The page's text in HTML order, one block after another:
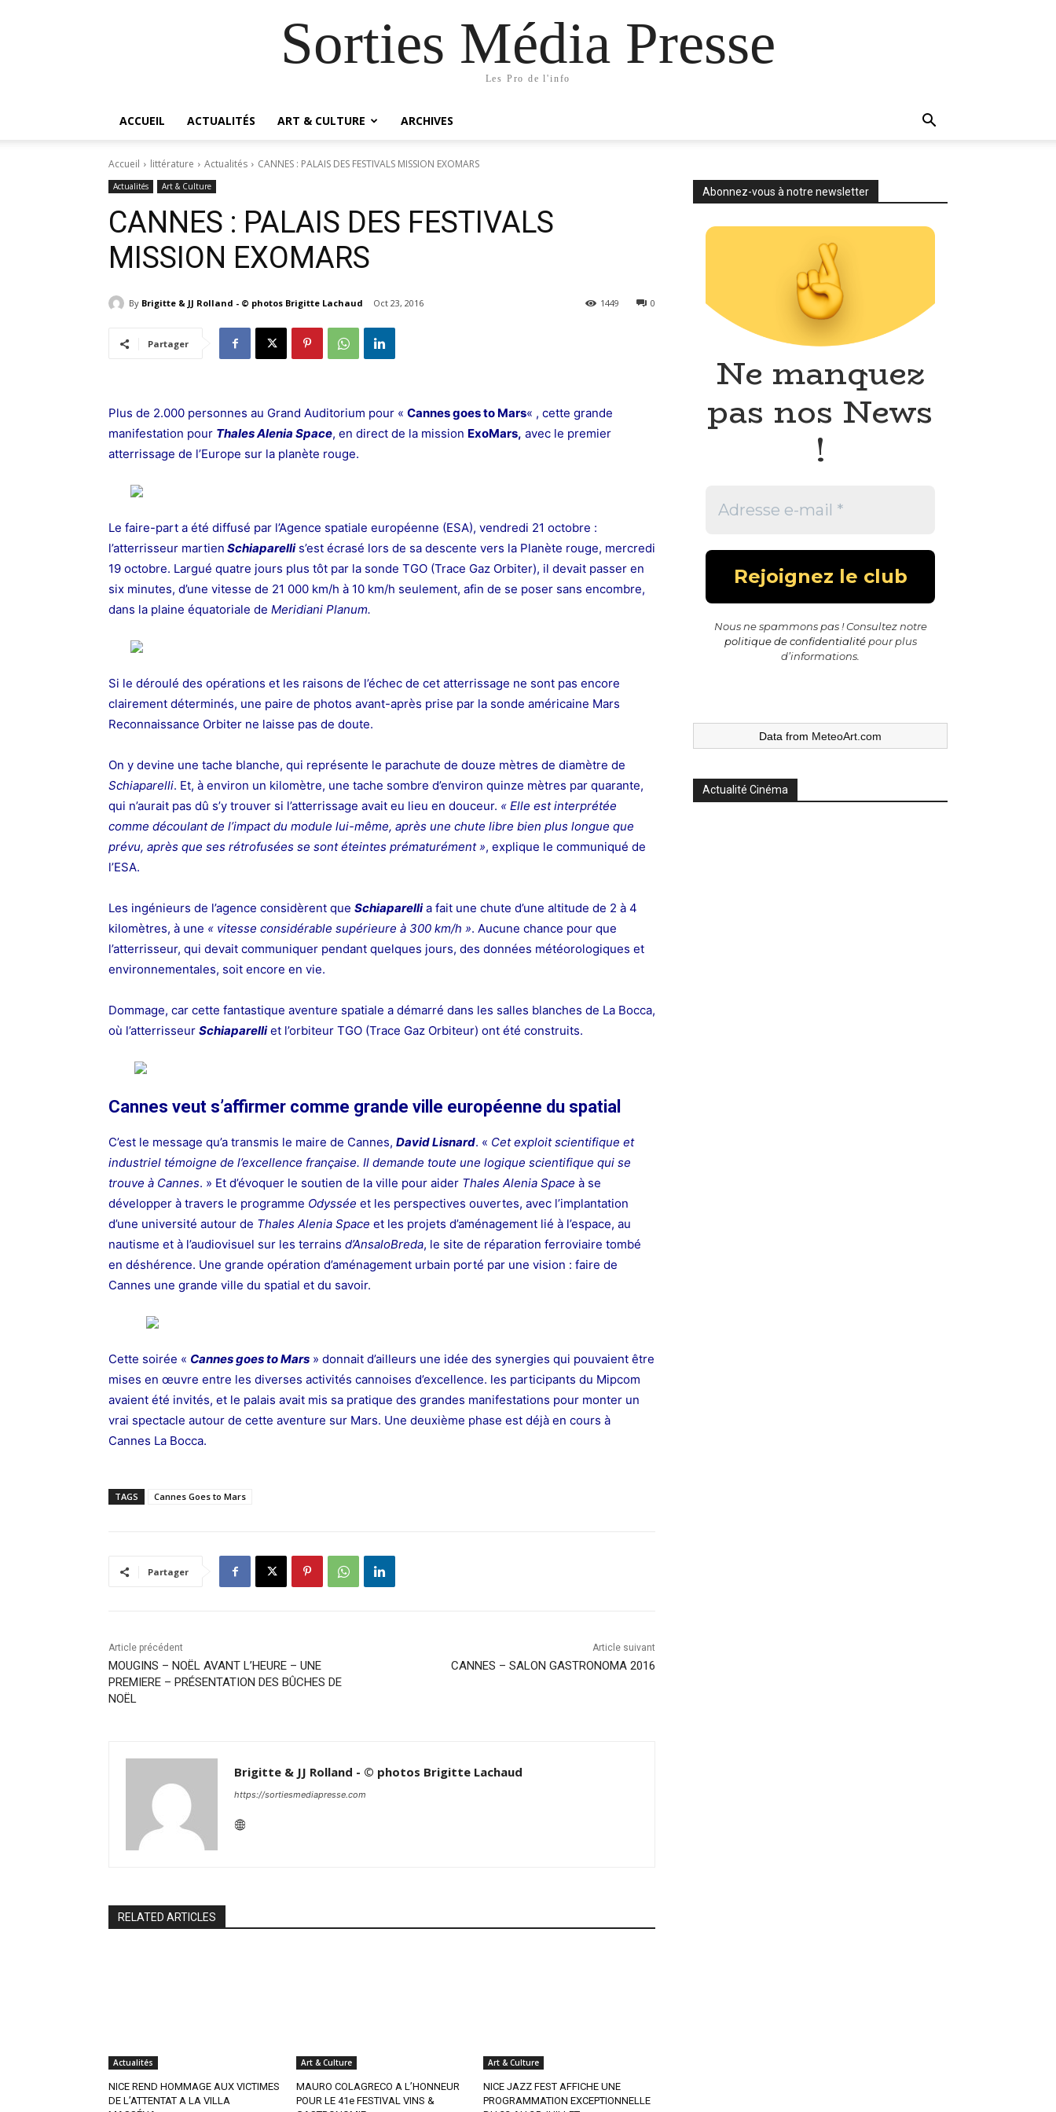
Sorties Média Presse
Les Pro de l'info
ACCUEIL ACTUALITÉS ART & CULTURE ARCHIVES
Accueil littérature Actualités CANNES : PALAIS DES FESTIVALS MISSION EXOMARS
Actualités Art & Culture
CANNES : PALAIS DES FESTIVALS
MISSION EXOMARS
By Brigitte & JJ Rolland - © photos Brigitte Lachaud Oct 23, 2016 0
1449
Partager
Plus de 2.000 personnes au Grand Auditorium pour « Cannes goes to Mars« , cette grande
manifestation pour Thales Alenia Space, en direct de la mission ExoMars, avec le premier
atterrissage de l’Europe sur la planète rouge.
Le faire-part a été diffusé par l’Agence spatiale européenne (ESA), vendredi 21 octobre :
l’atterrisseur martien Schiaparelli s’est écrasé lors de sa descente vers la Planète rouge, mercredi
19 octobre. Largué quatre jours plus tôt par la sonde TGO (Trace Gaz Orbiter), il devait passer en
six minutes, d’une vitesse de 21 000 km/h à 10 km/h seulement, afin de se poser sans encombre,
dans la plaine équatoriale de Meridiani Planum.
Si le déroulé des opérations et les raisons de l’échec de cet atterrissage ne sont pas encore
clairement déterminés, une paire de photos avant-après prise par la sonde américaine Mars
Reconnaissance Orbiter ne laisse pas de doute.
On y devine une tache blanche, qui représente le parachute de douze mètres de diamètre de
Schiaparelli. Et, à environ un kilomètre, une tache sombre d’environ quinze mètres par quarante,
qui n’aurait pas dû s’y trouver si l’atterrissage avait eu lieu en douceur. « Elle est interprétée
comme découlant de l’impact du module lui-même, après une chute libre bien plus longue que
prévu, après que ses rétrofusées se sont éteintes prématurément », explique le communiqué de
l’ESA.
Les ingénieurs de l’agence considèrent que Schiaparellia fait une chute d’une altitude de 2 à 4
kilomètres, à une « vitesse considérable supérieure à 300 km/h ». Aucune chance pour que
l’atterrisseur, qui devait communiquer pendant quelques jours, des données météorologiques et
environnementales, soit encore en vie.
Dommage, car cette fantastique aventure spatiale a démarré dans les salles blanches de La Bocca,
où l’atterrisseur Schiaparelliet l’orbiteur TGO (Trace Gaz Orbiteur) ont été construits.
Cannes veut s’affirmer comme grande ville européenne du spatial
C’est le message qu’a transmis le maire de Cannes, David Lisnard. « Cet exploit scientifique et
industriel témoigne de l’excellence française. Il demande toute une logique scientifique qui se
trouve à Cannes. » Et d’évoquer le soutien de la ville pour aider Thales Alenia Space à se
développer à travers le programme Odyssée et les perspectives ouvertes, avec l’implantation
d’une université autour de Thales Alenia Space et les projets d’aménagement lié à l’espace, au
nautisme et à l’audiovisuel sur les terrains d’AnsaloBreda, le site de réparation ferroviaire tombé
en déshérence. Une grande opération d’aménagement urbain porté par une vision : faire de
Cannes une grande ville du spatial et du savoir.
Cette soirée « Cannes goes to Mars » donnait d’ailleurs une idée des synergies qui pouvaient être
mises en œuvre entre les diverses activités cannoises d’excellence. les participants du Mipcom
avaient été invités, et le palais avait mis sa pratique des grandes manifestations pour monter un
vrai spectacle autour de cette aventure sur Mars. Une deuxième phase est déjà en cours à
Cannes La Bocca.
TAGS Cannes Goes to Mars
Partager
Article précédent
MOUGINS – NOËL AVANT L’HEURE – UNE
PREMIERE – PRÉSENTATION DES BÛCHES DE
NOËL
Article suivant
CANNES – SALON GASTRONOMA 2016
Brigitte & JJ Rolland - © photos Brigitte Lachaud
https://sortiesmediapresse.com
RELATED ARTICLES
Actualités
NICE REND HOMMAGE AUX VICTIMES
DE L’ATTENTAT A LA VILLA
Art & Culture
MAURO COLAGRECO A L’HONNEUR
POUR LE 41e FESTIVAL VINS &
Art & Culture
NICE JAZZ FEST AFFICHE UNE
PROGRAMMATION EXCEPTIONNELLE
Abonnez-vous à notre newsletter
Ne manquez
pas nos News
!
Nous ne spammons pas ! Consultez notre
politique de confidentialitépour plus
d’informations.
Data from MeteoArt.com
Actualité Cinéma